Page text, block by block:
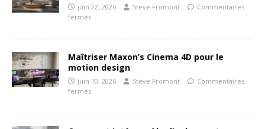
juin 22, 2026 Steve Fromont
Commentaires
fermés
Maîtriser Maxon’s Cinema 4D pour le
motion design
juin 10, 2026 Steve Fromont
Commentaires
fermés